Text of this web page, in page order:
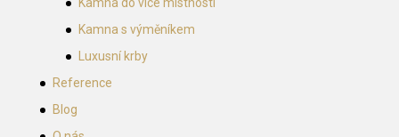
Kamna s výměníkem
Luxusní krby
Reference
Blog